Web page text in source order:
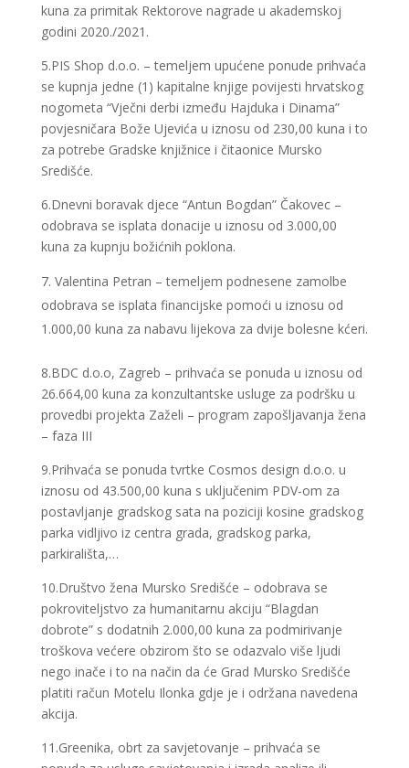
kuna za primitak Rektorove nagrade u akademskoj
godini 2020./2021.
5.PIS Shop d.o.o. – temeljem upućene ponude prihvaća
se kupnja jedne (1) kapitalne knjige povijesti hrvatskog
nogometa “Vječni derbi između Hajduka i Dinama”
povjesničara Bože Ujevića u iznosu od 230,00 kuna i to
za potrebe Gradske knjižnice i čitaonice Mursko
Središće.
6.Dnevni boravak djece “Antun Bogdan” Čakovec –
odobrava se isplata donacije u iznosu od 3.000,00
kuna za kupnju božićnih poklona.
Valentina Petran – temeljem podnesene zamolbe
odobrava se isplata financijske pomoći u iznosu od
1.000,00 kuna za nabavu lijekova za dvije bolesne kćeri.
8.BDC d.o.o, Zagreb – prihvaća se ponuda u iznosu od
26.664,00 kuna za konzultantske usluge za podršku u
provedbi projekta Zaželi – program zapošljavanja žena
– faza III
9.Prihvaća se ponuda tvrtke Cosmos design d.o.o. u
iznosu od 43.500,00 kuna s uključenim PDV-om za
postavljanje gradskog sata na poziciji kosine gradskog
parka vidljivo iz centra grada, gradskog parka,
parkirališta,…
10.Društvo žena Mursko Središće – odobrava se
pokroviteljstvo za humanitarnu akciju “Blagdan
dobrote” s dodatnih 2.000,00 kuna za podmirivanje
troškova većere obzirom što se odazvalo više ljudi
nego inače i to na način da će Grad Mursko Središće
platiti račun Motelu Ilonka gdje je i održana navedena
akcija.
11.Greenika, obrt za savjetovanje – prihvaća se